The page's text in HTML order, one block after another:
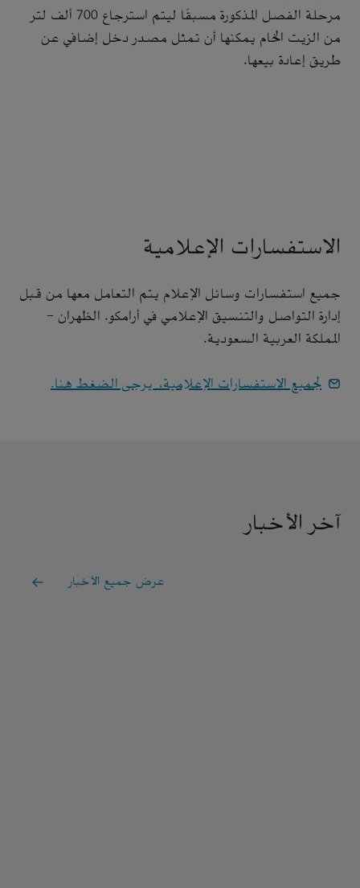
مرحلة الفصل المذكورة مسبقًا ليتم استرجاع 700 ألف لتر
من الزيت الخام يمكنها أن تمثل مصدر دخل إضافي عن
طريق إعادة بيعها.
الاستفسارات الإعلامية
جميع استفسارات وسائل الإعلام يتم التعامل معها من قبل
إدارة التواصل والتنسيق الإعلامي في أرامكو. الظهران -
المملكة العربية السعودية.
لجميع الاستفسارات الإعلامية، يرجى الضغط هنا.
آخر الأخبار
عرض جميع الأخبار